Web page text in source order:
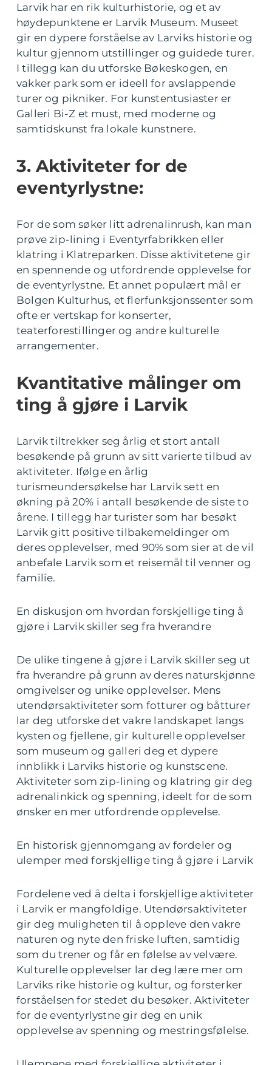
Larvik har en rik kulturhistorie, og et av
høydepunktene er Larvik Museum. Museet
gir en dypere forståelse av Larviks historie og
kultur gjennom utstillinger og guidede turer.
I tillegg kan du utforske Bøkeskogen, en
vakker park som er ideell for avslappende
turer og pikniker. For kunstentusiaster er
Galleri Bi-Z et must, med moderne og
samtidskunst fra lokale kunstnere.
3. Aktiviteter for de
eventyrlystne:
For de som søker litt adrenalinrush, kan man
prøve zip-lining i Eventyrfabrikken eller
klatring i Klatreparken. Disse aktivitetene gir
en spennende og utfordrende opplevelse for
de eventyrlystne. Et annet populært mål er
Bolgen Kulturhus, et flerfunksjonssenter som
ofte er vertskap for konserter,
teaterforestillinger og andre kulturelle
arrangementer.
Kvantitative målinger om
ting å gjøre i Larvik
Larvik tiltrekker seg årlig et stort antall
besøkende på grunn av sitt varierte tilbud av
aktiviteter. Ifølge en årlig
turismeundersøkelse har Larvik sett en
økning på 20% i antall besøkende de siste to
årene. I tillegg har turister som har besøkt
Larvik gitt positive tilbakemeldinger om
deres opplevelser, med 90% som sier at de vil
anbefale Larvik som et reisemål til venner og
familie.
En diskusjon om hvordan forskjellige ting å
gjøre i Larvik skiller seg fra hverandre
De ulike tingene å gjøre i Larvik skiller seg ut
fra hverandre på grunn av deres naturskjønne
omgivelser og unike opplevelser. Mens
utendørsaktiviteter som fotturer og båtturer
lar deg utforske det vakre landskapet langs
kysten og fjellene, gir kulturelle opplevelser
som museum og galleri deg et dypere
innblikk i Larviks historie og kunstscene.
Aktiviteter som zip-lining og klatring gir deg
adrenalinkick og spenning, ideelt for de som
ønsker en mer utfordrende opplevelse.
En historisk gjennomgang av fordeler og
ulemper med forskjellige ting å gjøre i Larvik
Fordelene ved å delta i forskjellige aktiviteter
i Larvik er mangfoldige. Utendørsaktiviteter
gir deg muligheten til å oppleve den vakre
naturen og nyte den friske luften, samtidig
som du trener og får en følelse av velvære.
Kulturelle opplevelser lar deg lære mer om
Larviks rike historie og kultur, og forsterker
forståelsen for stedet du besøker. Aktiviteter
for de eventyrlystne gir deg en unik
opplevelse av spenning og mestringsfølelse.